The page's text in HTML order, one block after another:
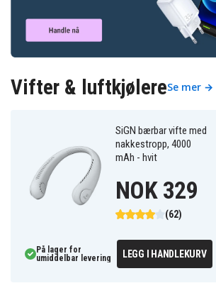
Vifter & luftkjølereSe mer →
SiGN bærbar vifte med
nakkestropp, 4000
mAh - hvit
(62)
NOK 329
På lager for
umiddelbar levering
LEGG I HANDLEKURV